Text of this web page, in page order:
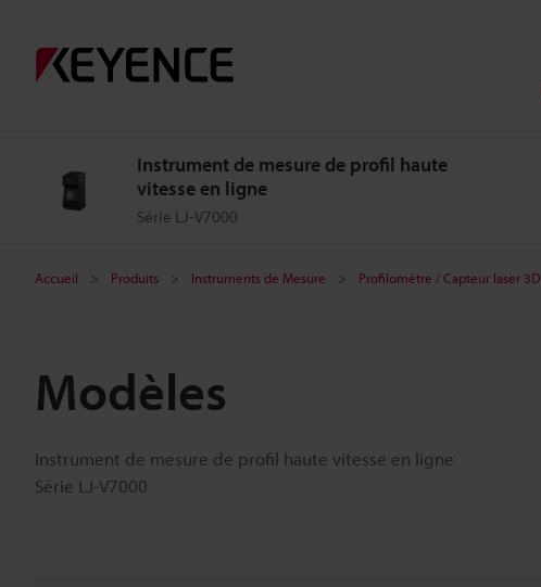
Instrument de mesure de profil haute
vitesse en ligne
Série LJ-V7000
Accueil Produits Instruments de Mesure Profilomètre / Capteur laser
Modèles
Instrument de mesure de profil haute vitesse en ligne
Série LJ-V7000